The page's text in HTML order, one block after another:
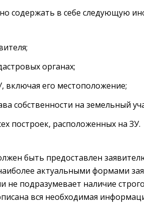
содержать в себе следующую
органах;
включая его местоположение;
собственности на земельный
построек, расположенных на ЗУ.
быть предоставлен
актуальными формами
не подразумевает наличие
вся необходимая